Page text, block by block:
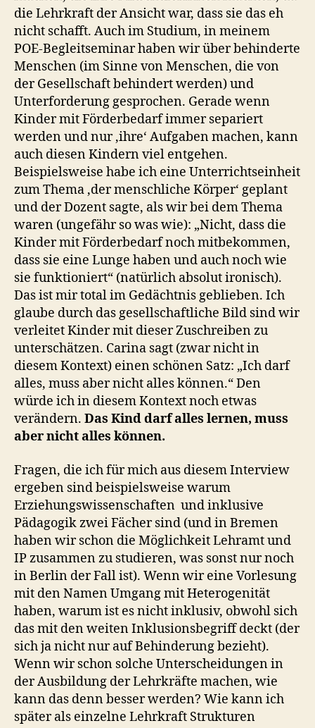
die Lehrkraft der Ansicht war, dass sie das eh
nicht schafft. Auch im Studium, in meinem
POE-Begleitseminar haben wir über behinderte
Menschen (im Sinne von Menschen, die von
der Gesellschaft behindert werden) und
Unterforderung gesprochen. Gerade wenn
Kinder mit Förderbedarf immer separiert
werden und nur ‚ihre‘ Aufgaben machen, kann
auch diesen Kindern viel entgehen.
Beispielsweise habe ich eine Unterrichtseinheit
zum Thema ‚der menschliche Körper‘ geplant
und der Dozent sagte, als wir bei dem Thema
waren (ungefähr so was wie): „Nicht, dass die
Kinder mit Förderbedarf noch mitbekommen,
dass sie eine Lunge haben und auch noch wie
sie funktioniert“ (natürlich absolut ironisch).
Das ist mir total im Gedächtnis geblieben. Ich
glaube durch das gesellschaftliche Bild sind wir
verleitet Kinder mit dieser Zuschreiben zu
unterschätzen. Carina sagt (zwar nicht in
diesem Kontext) einen schönen Satz: „Ich darf
alles, muss aber nicht alles können.“ Den
würde ich in diesem Kontext noch etwas
verändern. Das Kind darf alles lernen, muss
aber nicht alles können.
Fragen, die ich für mich aus diesem Interview
ergeben sind beispielsweise warum
Erziehungswissenschaften und inklusive
Pädagogik zwei Fächer sind (und in Bremen
haben wir schon die Möglichkeit Lehramt und
IP zusammen zu studieren, was sonst nur noch
in Berlin der Fall ist). Wenn wir eine Vorlesung
mit den Namen Umgang mit Heterogenität
haben, warum ist es nicht inklusiv, obwohl sich
das mit den weiten Inklusionsbegriff deckt (der
sich ja nicht nur auf Behinderung bezieht).
Wenn wir schon solche Unterscheidungen in
der Ausbildung der Lehrkräfte machen, wie
kann das denn besser werden? Wie kann ich
später als einzelne Lehrkraft Strukturen